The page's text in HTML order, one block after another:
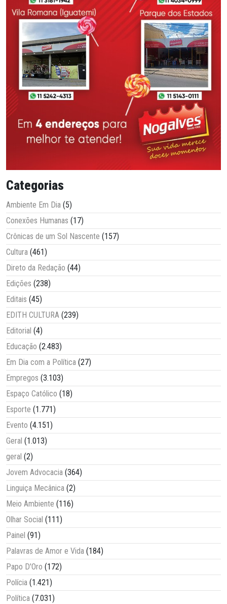
Categorias
Ambiente Em Dia (5)
Conexões Humanas (17)
Crônicas de um Sol Nascente (157)
Cultura (461)
Direto da Redação (44)
Edições (238)
Editais (45)
EDITH CULTURA (239)
Editorial (4)
Educação (2.483)
Em Dia com a Política (27)
Empregos (3.103)
Espaço Católico (18)
Esporte (1.771)
Evento (4.151)
Geral (1.013)
geral (2)
Jovem Advocacia (364)
Linguiça Mecânica (2)
Meio Ambiente (116)
Olhar Social (111)
Painel (91)
Palavras de Amor e Vida (184)
Papo D'Oro (172)
Polícia (1.421)
Política (7.031)